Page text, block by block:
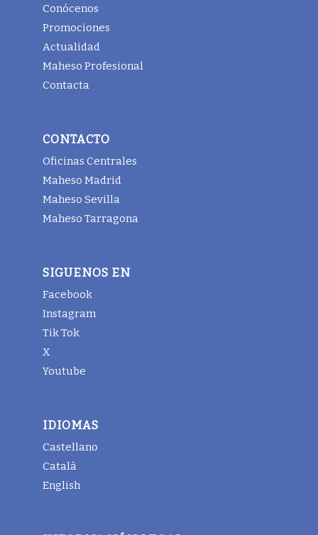
Conócenos
Promociones
Actualidad
Maheso Profesional
Contacta
CONTACTO
Oficinas Centrales
Maheso Madrid
Maheso Sevilla
Maheso Tarragona
SIGUENOS EN
Facebook
Instagram
Tik Tok
X
Youtube
IDIOMAS
Castellano
Català
English